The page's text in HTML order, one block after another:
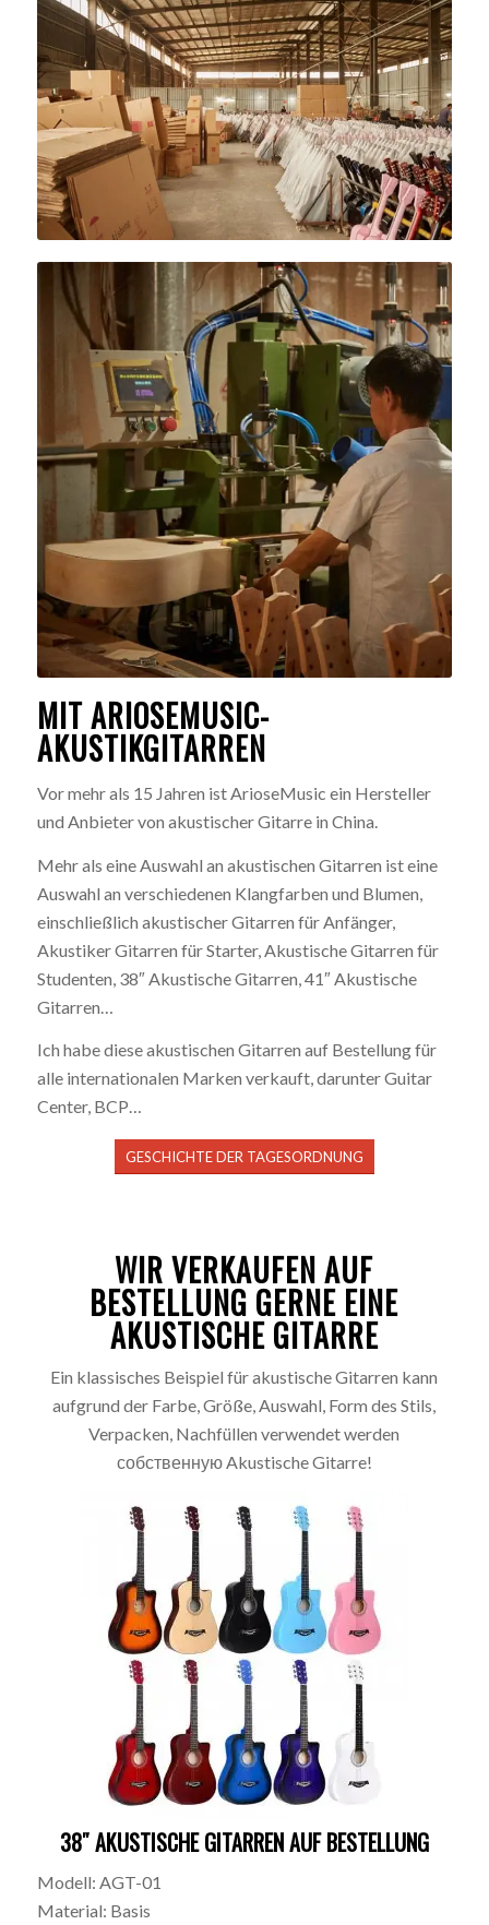
MIT ARIOSEMUSIC-
AKUSTIKGITARREN
Vor mehr als 15 Jahren ist ArioseMusic ein Hersteller
und Anbieter von akustischer Gitarre in China.
Mehr als eine Auswahl an akustischen Gitarren ist eine
Auswahl an verschiedenen Klangfarben und Blumen,
einschließlich akustischer Gitarren für Anfänger,
Akustiker Gitarren für Starter, Akustische Gitarren für
Studenten, 38″ Akustische Gitarren, 41″ Akustische
Gitarren…
Ich habe diese akustischen Gitarren auf Bestellung für
alle internationalen Marken verkauft, darunter Guitar
Center, BCP…
GESCHICHTE DER TAGESORDNUNG
WIR VERKAUFEN AUF
BESTELLUNG GERNE EINE
AKUSTISCHE GITARRE
Ein klassisches Beispiel für akustische Gitarren kann
aufgrund der Farbe, Größe, Auswahl, Form des Stils,
Verpacken, Nachfüllen verwendet werden
собственную Akustische Gitarre!
38″ AKUSTISCHE GITARREN AUF BESTELLUNG
Modell: AGT-01
Material: Basis